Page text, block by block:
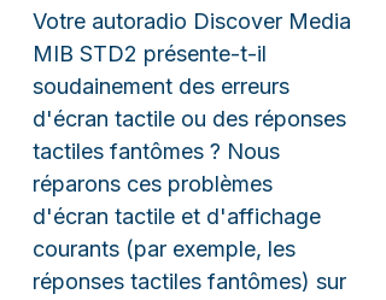
Votre autoradio Discover Media
MIB STD2 présente-t-il
soudainement des erreurs
d'écran tactile ou des réponses
tactiles fantômes ? Nous
réparons ces problèmes
d'écran tactile et d'affichage
courants (par exemple, les
réponses tactiles fantômes) sur